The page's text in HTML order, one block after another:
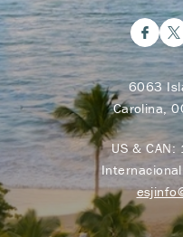
6063
Carolina,
US & CAN: